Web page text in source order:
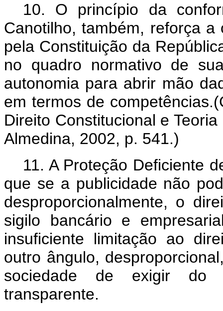
10. O princípio da
Canotilho, também, reforça
pela Constituição da
no quadro normativo de
autonomia para abrir mão
em termos de
Direito Constitucional e
Almedina, 2002, p. 541.)
11. A Proteção Deficiente
que se a publicidade não
desproporcionalmente, o
sigilo bancário e
insuficiente limitação ao
outro ângulo,
sociedade de exigir do
transparente.